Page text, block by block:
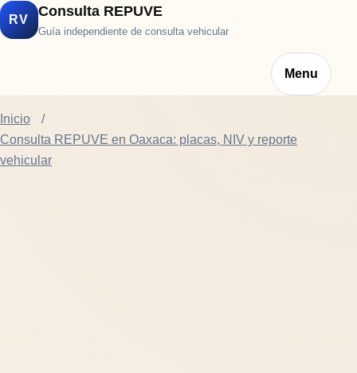
RV
Consulta REPUVE
Guía independiente de consulta vehicular
Menu
Inicio
Consulta REPUVE en Oaxaca: placas, NIV y reporte
vehicular